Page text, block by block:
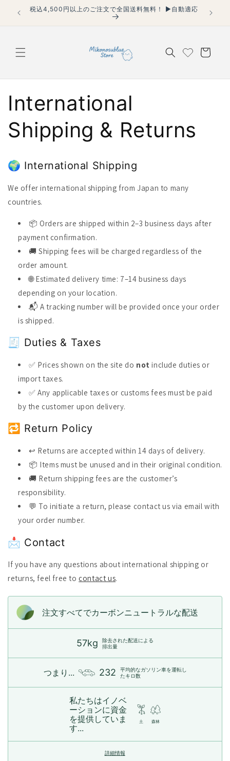
ンツに税込4,500円以上のご注文で全国送料無料！ ▶自動適応 【40代
ー
International
Shipping & Returns
🌍 International Shipping
We offer international shipping from Japan to many
countries.
📦 Orders are shipped within 2–3 business days after
payment confirmation.
🚚 Shipping fees will be charged regardless of the
order amount.
🌐 Estimated delivery time: 7–14 business days
depending on your location.
📬 A tracking number will be provided once your order
is shipped.
🧾 Duties & Taxes
✅ Prices shown on the site do not include duties or
import taxes.
✅ Any applicable taxes or customs fees must be paid
by the customer upon delivery.
🔁 Return Policy
↩ Returns are accepted within 14 days of delivery.
📦 Items must be unused and in their original condition.
🚚 Return shipping fees are the customer’s
responsibility.
💬 To initiate a return, please contact us via email with
your order number.
📩 Contact
If you have any questions about international shipping or
returns, feel free to contact us.
注文すべてでカーボンニュートラルな配送
57kg
除去された配送による
排出量
つまり... 232
平均的なガソリン車を運転し
たキロ数
私たちはイノベ
ーションに資金
を提供していま
す...
土 森林
詳細情報